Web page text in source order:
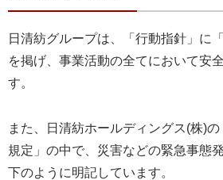
日清紡グループは、「行動指針」に
を掲げ、事業活動の全てにおいて安
す。
また、日清紡ホールディングス(株)
規定」の中で、災害などの緊急事態
下のように明記しています。